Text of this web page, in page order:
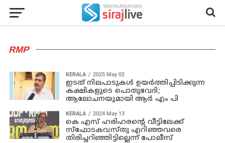
RMP
KERALA 2025 May 02
ഇടത് നിലപാടുകള്‍ ഉയര്‍ത്തിപ്പിടിക്കുന്ന
കക്ഷികളുടെ പൊതുവേദി;
ആലോചനയുമായി ആര്‍ എം പി
KERALA 2024 May 13
കെ എസ് ഹരിഹരന്റെ വീട്ടിലേക്ക്
സ്‌ഫോടകവസ്തു എറിഞ്ഞവരെ
തിരിച്ചറിഞ്ഞിട്ടില്ലെന്ന് പോലീസ്